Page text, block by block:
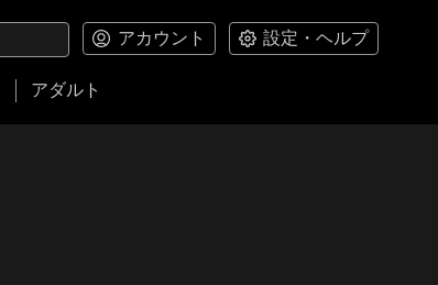
アカウント 設定・ヘルプ
アダルト